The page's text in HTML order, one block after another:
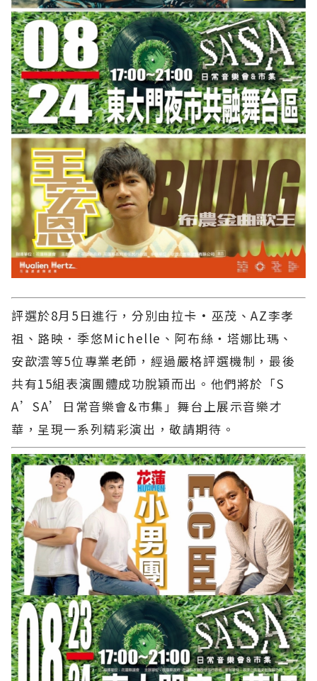
評選於8月5日進行，分別由拉卡·巫茂、AZ李孝
祖、路映．季悠Michelle、阿布絲・塔娜比瑪、
安歆澐等5位專業老師，經過嚴格評選機制，最後
共有15組表演團體成功脫穎而出。他們將於「S
A’SA’日常音樂會&市集」舞台上展示音樂才
華，呈現一系列精彩演出，敬請期待。